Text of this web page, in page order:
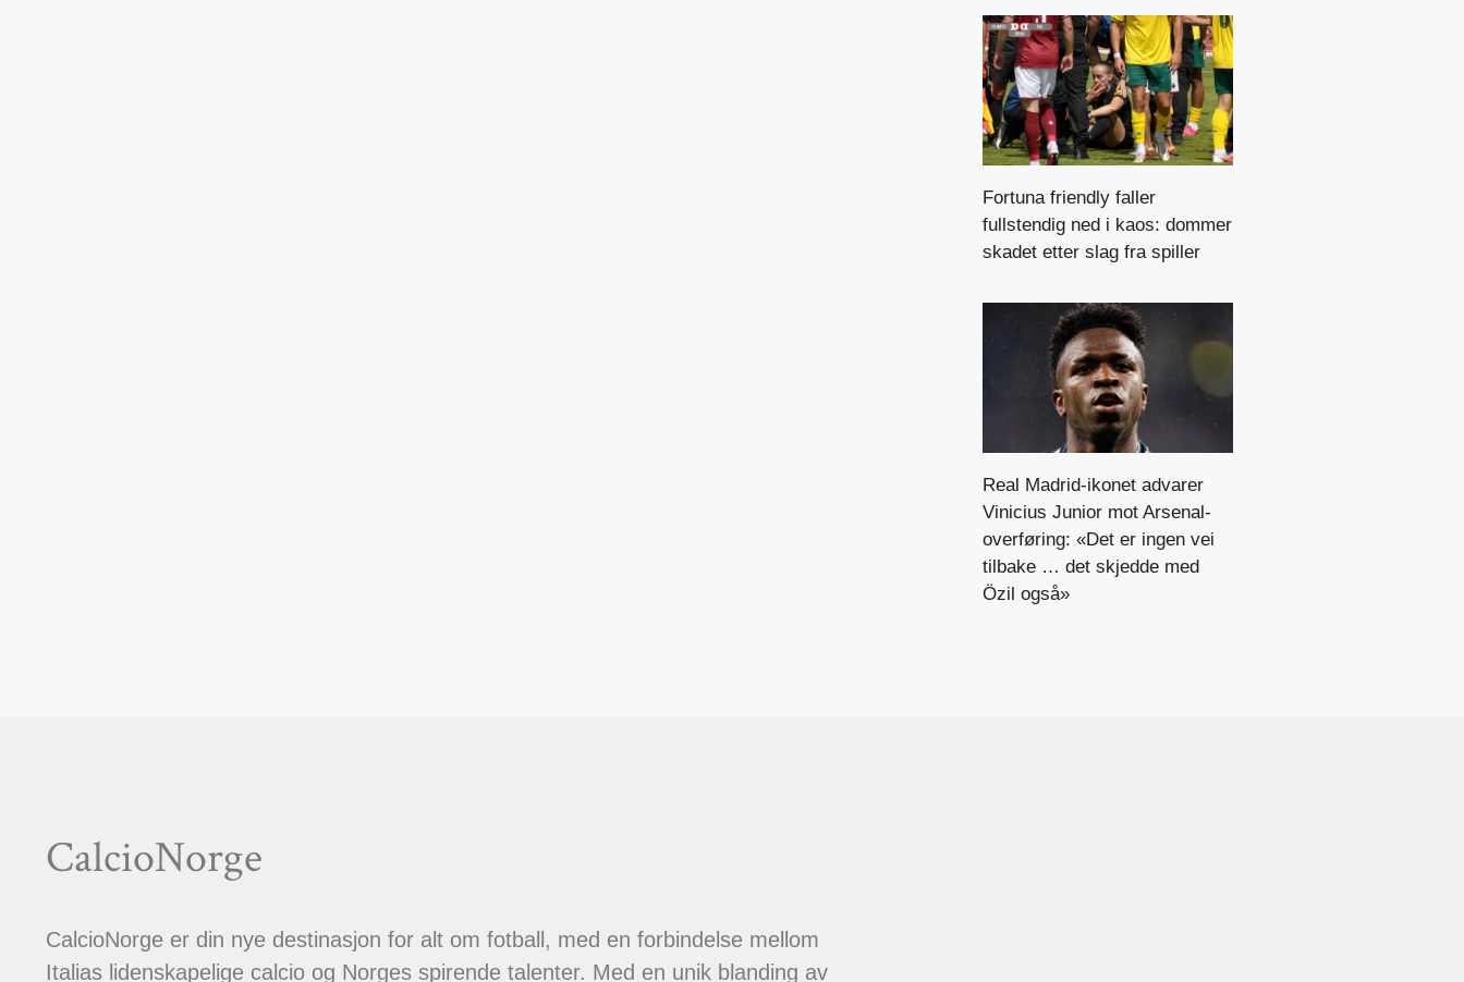
Fortuna friendly faller
fullstendig ned i kaos: dommer
skadet etter slag fra spiller
Real Madrid-ikonet advarer
Vinicius Junior mot Arsenal-
overføring: «Det er ingen vei
tilbake … det skjedde med
Özil også»
CalcioNorge
CalcioNorge er din nye destinasjon for alt om fotball, med en forbindelse mellom
Italias lidenskapelige calcio og Norges spirende talenter. Med en unik blanding av